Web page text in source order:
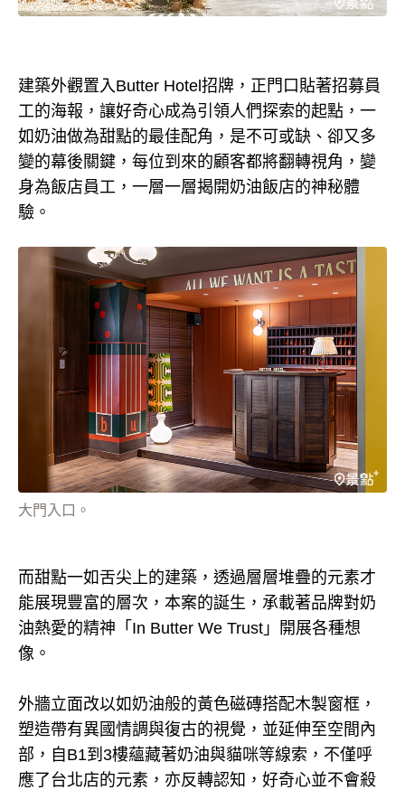
建築外觀置入Butter Hotel招牌，正門口貼著招募員
工的海報，讓好奇心成為引領人們探索的起點，一
如奶油做為甜點的最佳配角，是不可或缺、卻又多
變的幕後關鍵，每位到來的顧客都將翻轉視角，變
身為飯店員工，一層一層揭開奶油飯店的神秘體
驗。
大門入口。
而甜點一如舌尖上的建築，透過層層堆疊的元素才
能展現豐富的層次，本案的誕生，承載著品牌對奶
油熱愛的精神「In Butter We Trust」開展各種想
像。
外牆立面改以如奶油般的黃色磁磚搭配木製窗框，
塑造帶有異國情調與復古的視覺，並延伸至空間內
部，自B1到3樓蘊藏著奶油與貓咪等線索，不僅呼
應了台北店的元素，亦反轉認知，好奇心並不會殺